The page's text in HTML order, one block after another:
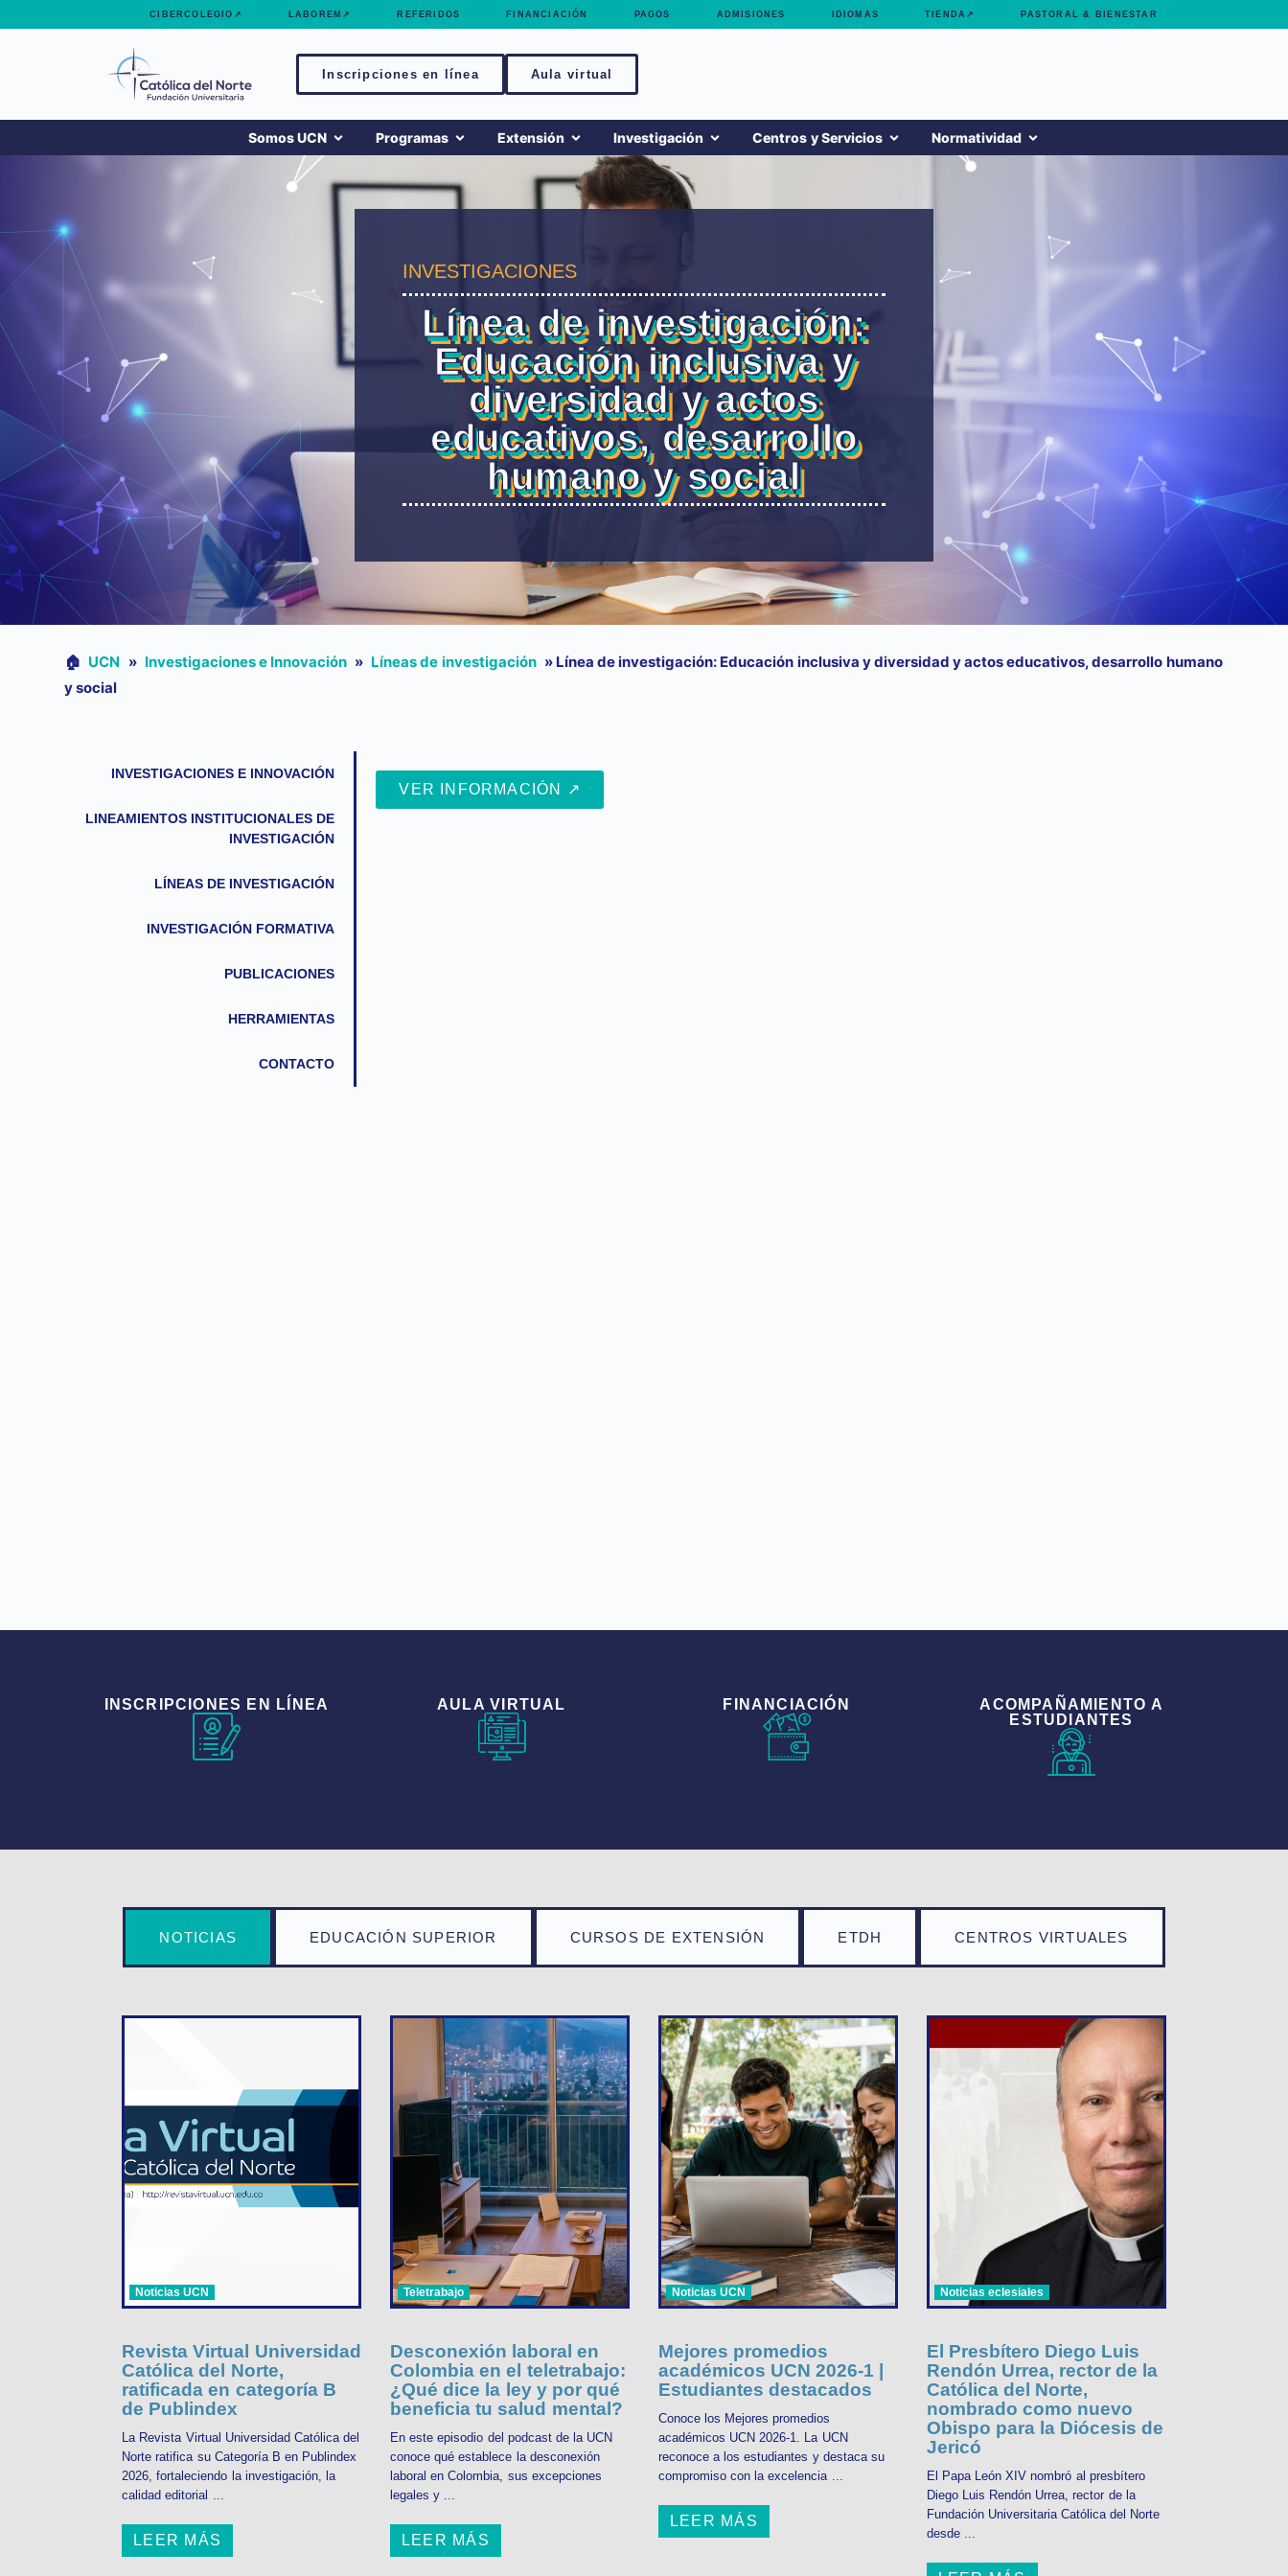
CIBERCOLEGIO↗ LABOREM↗ REFERIDOS FINANCIACIÓN PAGOS ADMISIONES IDIOMAS TIENDA↗ PASTORAL & BIENESTAR
Inscripciones en línea Aula virtual
Somos UCN Programas Extensión Investigación Centros y Servicios Normatividad
INVESTIGACIONES
Línea de investigación:
Educación inclusiva y
diversidad y actos
educativos, desarrollo
humano y social
🏠︎ UCN » Investigaciones e Innovación » Líneas de investigación » Línea de investigación: Educación inclusiva y diversidad y actos educativos, desarrollo humano
y social
INVESTIGACIONES E INNOVACIÓN
LINEAMIENTOS INSTITUCIONALES DE
INVESTIGACIÓN
LÍNEAS DE INVESTIGACIÓN
INVESTIGACIÓN FORMATIVA
PUBLICACIONES
HERRAMIENTAS
CONTACTO
VER INFORMACIÓN ↗
INSCRIPCIONES EN LÍNEA AULA VIRTUAL FINANCIACIÓN
ACOMPAÑAMIENTO A
ESTUDIANTES
NOTICIAS EDUCACIÓN SUPERIOR CURSOS DE EXTENSIÓN ETDH CENTROS VIRTUALES
Noticias UCN
Revista Virtual Universidad
Católica del Norte,
ratificada en categoría B
de Publindex
La Revista Virtual Universidad Católica del
Norte ratifica su Categoría B en Publindex
2026, fortaleciendo la investigación, la
calidad editorial ...
LEER MÁS
Teletrabajo
Desconexión laboral en
Colombia en el teletrabajo:
¿Qué dice la ley y por qué
beneficia tu salud mental?
En este episodio del podcast de la UCN
conoce qué establece la desconexión
laboral en Colombia, sus excepciones
legales y ...
LEER MÁS
Noticias UCN
Mejores promedios
académicos UCN 2026-1 |
Estudiantes destacados
Conoce los Mejores promedios
académicos UCN 2026-1. La UCN
reconoce a los estudiantes y destaca su
compromiso con la excelencia ...
LEER MÁS
Noticias eclesiales
El Presbítero Diego Luis
Rendón Urrea, rector de la
Católica del Norte,
nombrado como nuevo
Obispo para la Diócesis de
Jericó
El Papa León XIV nombró al presbítero
Diego Luis Rendón Urrea, rector de la
Fundación Universitaria Católica del Norte
desde ...